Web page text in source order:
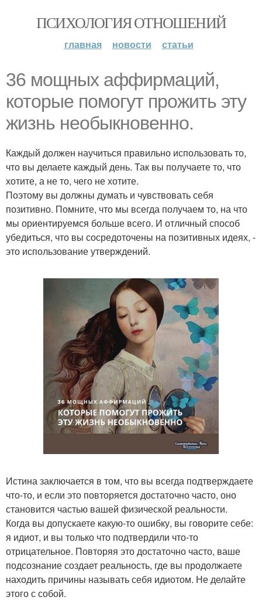
ПСИХОЛОГИЯ ОТНОШЕНИЙ
главная новости статьи
36 мощных аффирмаций,
которые помогут прожить эту
жизнь необыкновенно.
Каждый должен научиться правильно использовать то,
что вы делаете каждый день. Так вы получаете то, что
хотите, а не то, чего не хотите.
Поэтому вы должны думать и чувствовать себя
позитивно. Помните, что мы всегда получаем то, на что
мы ориентируемся больше всего. И отличный способ
убедиться, что вы сосредоточены на позитивных идеях, -
это использование утверждений.
Истина заключается в том, что вы всегда подтверждаете
что-то, и если это повторяется достаточно часто, оно
становится частью вашей физической реальности.
Когда вы допускаете какую-то ошибку, вы говорите себе:
я идиот, и вы только что подтвердили что-то
отрицательное. Повторяя это достаточно часто, ваше
подсознание создает реальность, где вы продолжаете
находить причины называть себя идиотом. Не делайте
этого с собой.